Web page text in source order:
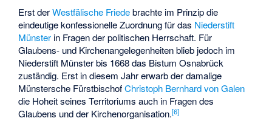
Erst derWestfälische Friedebrachte im Prinzip die
eindeutige konfessionelle Zuordnung für das Niederstift
Münster in Fragen der politischen Herrschaft. Für
Glaubens- und Kirchenangelegenheiten blieb jedoch im
Niederstift Münster bis 1668 das Bistum Osnabrück
zuständig. Erst in diesem Jahr erwarb der damalige
Münstersche FürstbischofChristoph Bernhard von Galen
die Hoheit seines Territoriums auch in Fragen des
Glaubens und der Kirchenorganisation.[6]